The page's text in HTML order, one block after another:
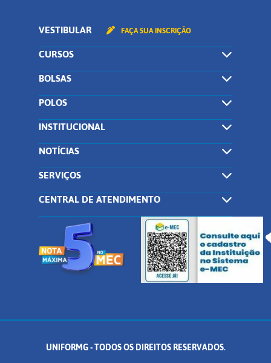
VESTIBULAR FAÇA SUA INSCRIÇÃO
CURSOS
BOLSAS
POLOS
INSTITUCIONAL
NOTÍCIAS
SERVIÇOS
CENTRAL DE ATENDIMENTO
UNIFORMG - TODOS OS DIREITOS RESERVADOS.